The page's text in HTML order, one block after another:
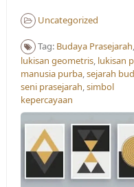
Uncategorized
Tag: Budaya Prasejarah,
lukisan geometris, lukisan
manusia purba,sejarah
seni prasejarah,simbol
kepercayaan